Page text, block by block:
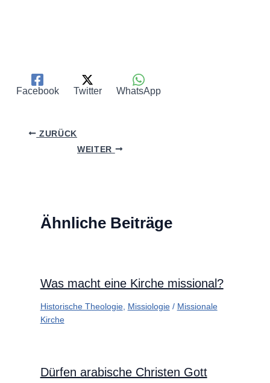
Facebook Twitter WhatsApp
ZURÜCK
WEITER
Ähnliche Beiträge
Was macht eine Kirche missional?
Historische Theologie, Missiologie/ Missionale
Kirche
Dürfen arabische Christen Gott